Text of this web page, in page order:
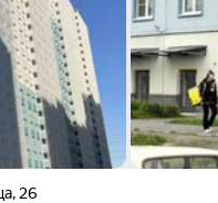
, 26